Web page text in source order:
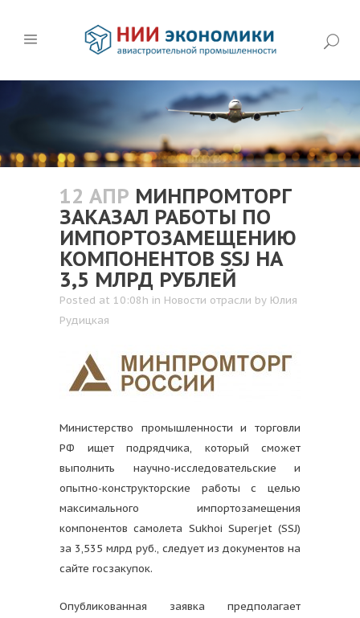
12 АПР МИНПРОМТОРГ
ЗАКАЗАЛ РАБОТЫ ПО
ИМПОРТОЗАМЕЩЕНИЮ
КОМПОНЕНТОВ SSJ НА
3,5 МЛРД РУБЛЕЙ
Posted at 10:08h in Новости отрасли by Юлия
Рудицкая
Министерство промышленности и торговли
РФ ищет подрядчика, который сможет
выполнить научно-исследовательские и
опытно-конструкторские работы с целью
максимального импортозамещения
компонентов самолета Sukhoi Superjet (SSJ)
за 3,535 млрд руб., следует из документов на
сайте госзакупок.
Опубликованная заявка предполагает